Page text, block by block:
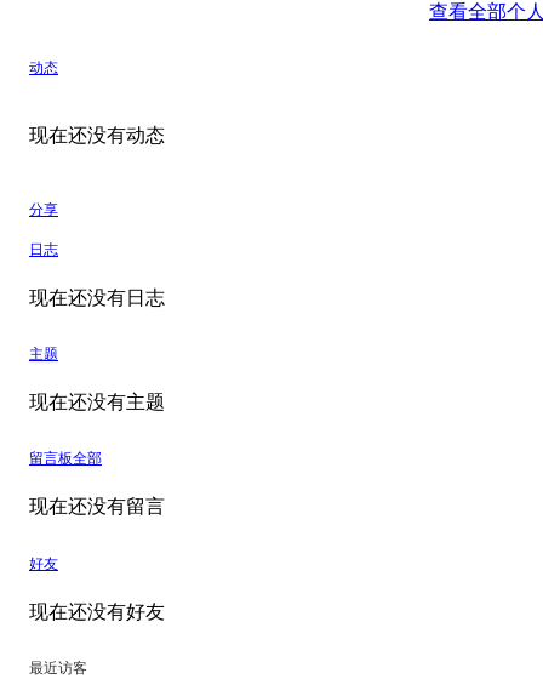
查看全部个
动态
现在还没有动态
分享
日志
现在还没有日志
主题
现在还没有主题
留言板全部
现在还没有留言
好友
现在还没有好友
最近访客